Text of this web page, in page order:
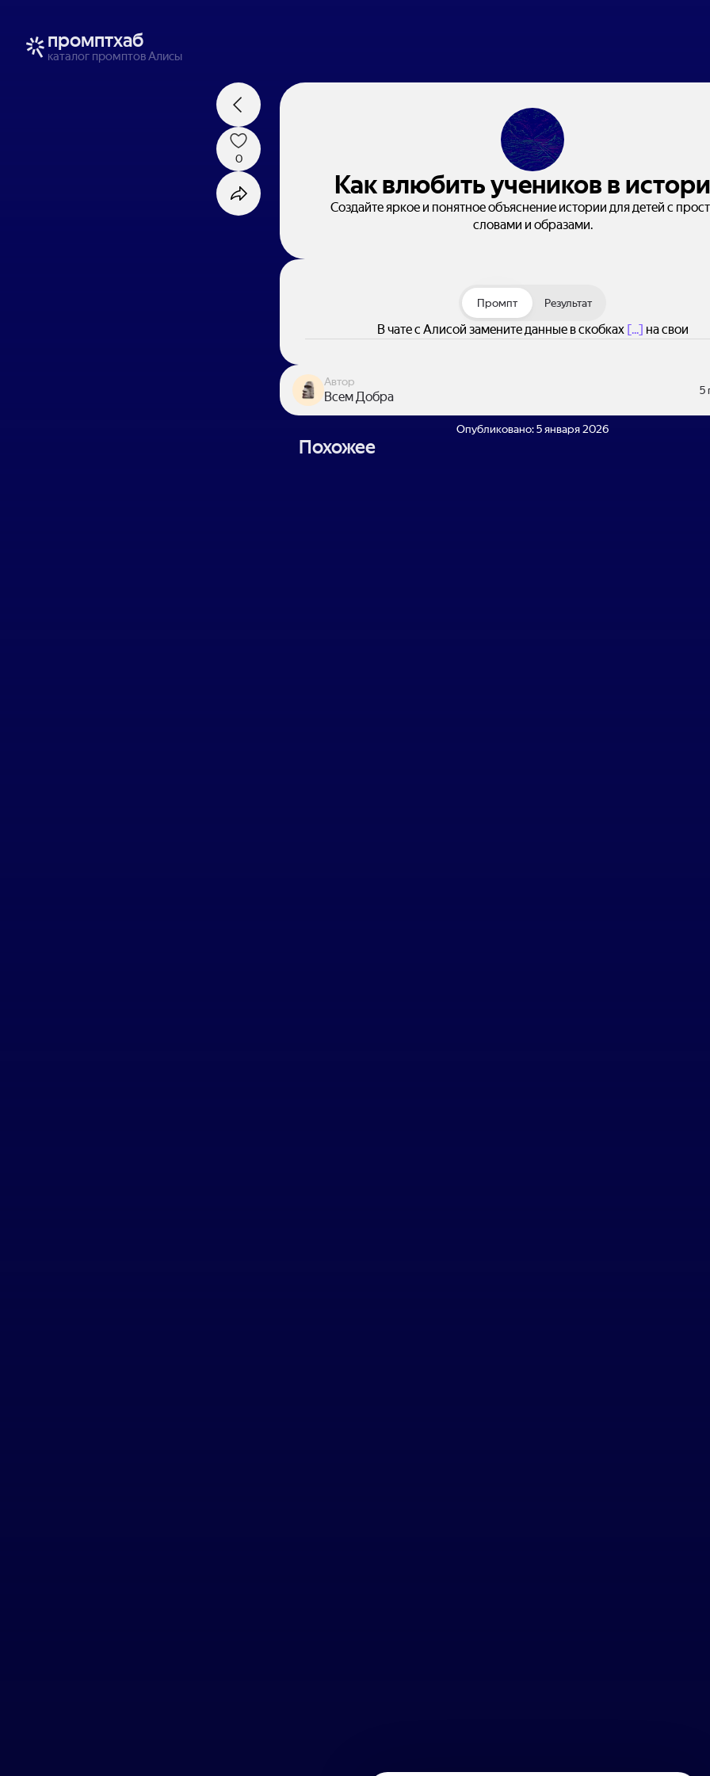
промптхаб
каталог промптов Алисы
Как влюбить учеников в
Создайте яркое и понятное объяснение истории для детей с
словами и образами.
0
Промпт Результат
В чате с Алисой замените данные в скобках [...] на свои
Автор
Всем Добра 5
Опубликовано:5 января 2026
Похожее